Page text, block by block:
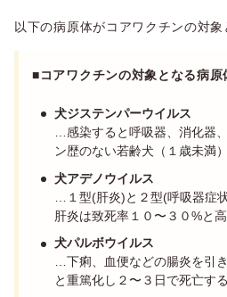
以下の病原体がコアワクチンの対象
■コアワクチンの対象となる病原
犬ジステンパーウイルス
…感染すると呼吸器、消化器
ン歴のない若齢犬（１歳未満
犬アデノウイルス
…１型(肝炎)と２型(呼吸器症
肝炎は致死率１０〜３０%と
犬パルボウイルス
…下痢、血便などの腸炎を引
と重篤化し２〜３日で死亡す